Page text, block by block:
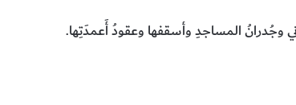
وجُدرانُ المساجدِ وأسقفها وعقودُ أَعمدَتِها.